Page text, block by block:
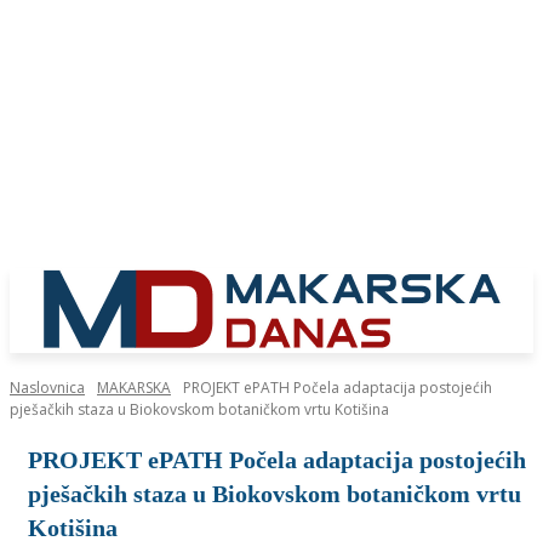
Naslovnica MAKARSKA
PROJEKT ePATH Počela adaptacija postojećih
pješačkih staza u Biokovskom botaničkom vrtu Kotišina
PROJEKT ePATH Počela adaptacija postojećih
pješačkih staza u Biokovskom botaničkom vrtu
Kotišina